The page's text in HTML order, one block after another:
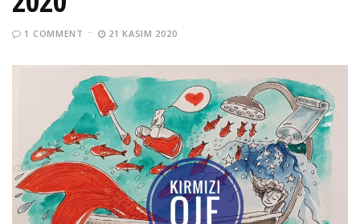
1 COMMENT 21 KASIM 2020